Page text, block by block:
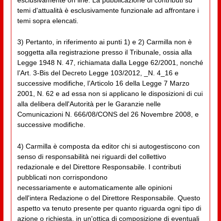
temi d'attualità è esclusivamente funzionale ad affrontare i
temi sopra elencati.
3) Pertanto, in riferimento ai punti 1) e 2) Carmilla non è
soggetta alla registrazione presso il Tribunale, ossia alla
Legge 1948 N. 47, richiamata dalla Legge 62/2001, nonché
l’Art. 3-Bis del Decreto Legge 103/2012, _N. 4_16 e
successive modifiche, l’Articolo 16 della Legge 7 Marzo
2001, N. 62 e ad essa non si applicano le disposizioni di cui
alla delibera dell'Autorità per le Garanzie nelle
Comunicazioni N. 666/08/CONS del 26 Novembre 2008, e
successive modifiche.
4) Carmilla è composta da editor chi si autogestiscono con
senso di responsabilità nei riguardi del collettivo
redazionale e del Direttore Responsabile. I contributi
pubblicati non corrispondono
necessariamente e automaticamente alle opinioni
dell'intera Redazione o del Direttore Responsabile. Questo
aspetto va tenuto presente per quanto riguarda ogni tipo di
azione o richiesta, in un'ottica di composizione di eventuali